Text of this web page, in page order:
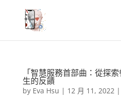
「智慧服務首部曲：從探
生的反饋
by Eva Hsu | 12 月 11, 2022|